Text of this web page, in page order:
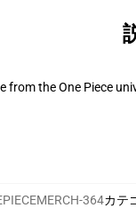
from the One Piece
364カテ